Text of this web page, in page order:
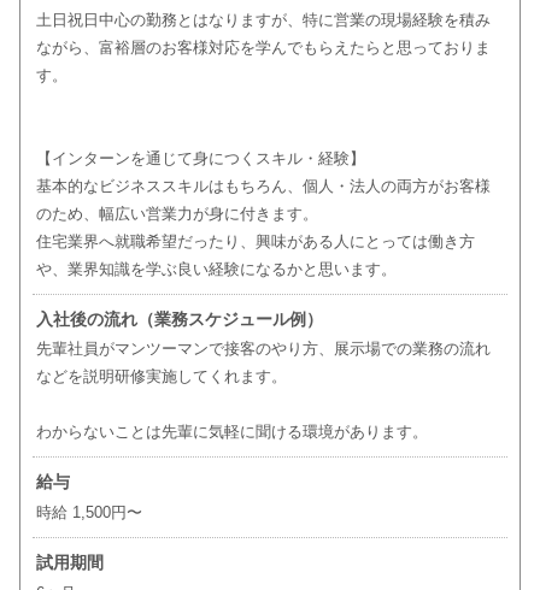
土日祝日中心の勤務とはなりますが、特に営業の現場経験を積み
ながら、富裕層のお客様対応を学んでもらえたらと思っておりま
す。
【インターンを通じて身につくスキル・経験】
基本的なビジネススキルはもちろん、個人・法人の両方がお客様
のため、幅広い営業力が身に付きます。
住宅業界へ就職希望だったり、興味がある人にとっては働き方
や、業界知識を学ぶ良い経験になるかと思います。
入社後の流れ（業務スケジュール例）
先輩社員がマンツーマンで接客のやり方、展示場での業務の流れ
などを説明研修実施してくれます。
わからないことは先輩に気軽に聞ける環境があります。
給与
時給 1,500円〜
試用期間